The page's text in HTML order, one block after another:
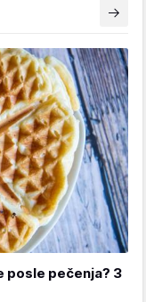
posle pečenja? 3